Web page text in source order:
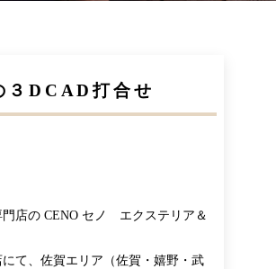
せ
３DCAD打合せ
店の CENO セノ エクステリア＆
て、佐賀エリア（佐賀・嬉野・武